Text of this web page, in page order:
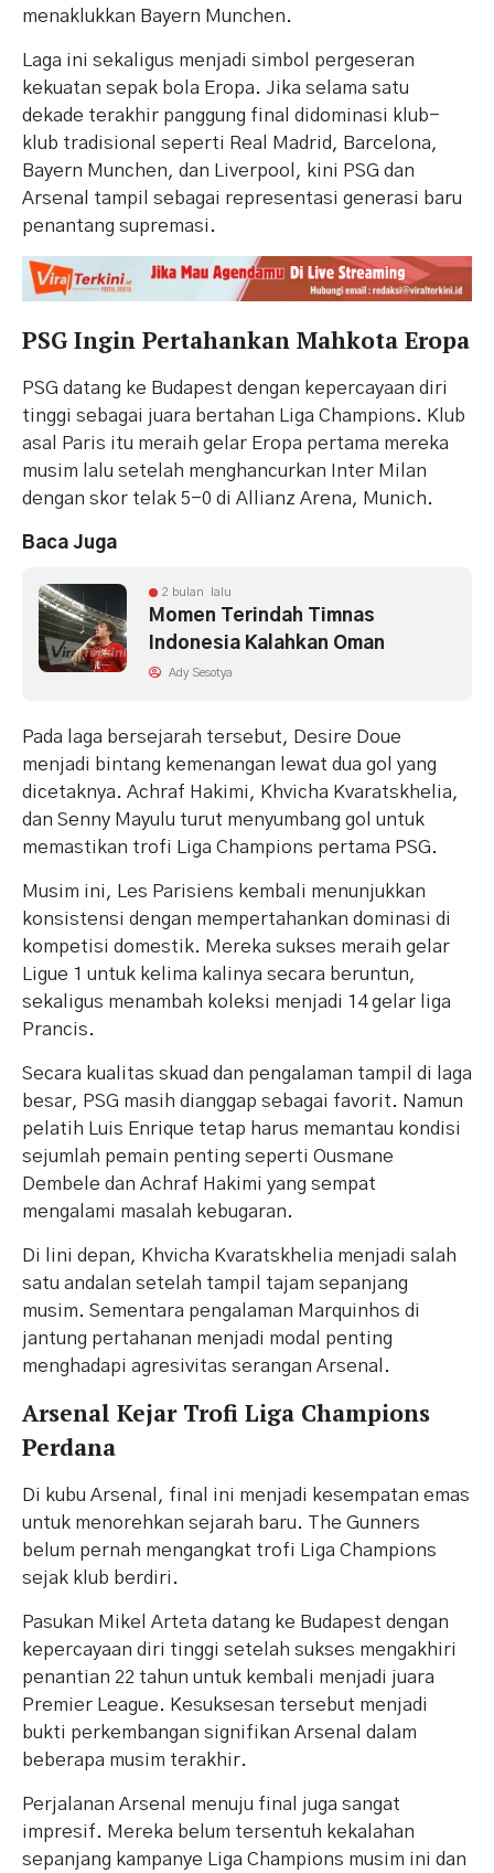
menaklukkan Bayern Munchen.
Laga ini sekaligus menjadi simbol pergeseran
kekuatan sepak bola Eropa. Jika selama satu
dekade terakhir panggung final didominasi klub-
klub tradisional seperti Real Madrid, Barcelona,
Bayern Munchen, dan Liverpool, kini PSG dan
Arsenal tampil sebagai representasi generasi baru
penantang supremasi.
PSG Ingin Pertahankan Mahkota Eropa
PSG datang ke Budapest dengan kepercayaan diri
tinggi sebagai juara bertahan Liga Champions. Klub
asal Paris itu meraih gelar Eropa pertama mereka
musim lalu setelah menghancurkan Inter Milan
dengan skor telak 5-0 di Allianz Arena, Munich.
Baca Juga
2 bulan lalu
Momen Terindah Timnas
Indonesia Kalahkan Oman
Ady Sesotya
Pada laga bersejarah tersebut, Desire Doue
menjadi bintang kemenangan lewat dua gol yang
dicetaknya. Achraf Hakimi, Khvicha Kvaratskhelia,
dan Senny Mayulu turut menyumbang gol untuk
memastikan trofi Liga Champions pertama PSG.
Musim ini, Les Parisiens kembali menunjukkan
konsistensi dengan mempertahankan dominasi di
kompetisi domestik. Mereka sukses meraih gelar
Ligue 1 untuk kelima kalinya secara beruntun,
sekaligus menambah koleksi menjadi 14 gelar liga
Prancis.
Secara kualitas skuad dan pengalaman tampil di laga
besar, PSG masih dianggap sebagai favorit. Namun
pelatih Luis Enrique tetap harus memantau kondisi
sejumlah pemain penting seperti Ousmane
Dembele dan Achraf Hakimi yang sempat
mengalami masalah kebugaran.
Di lini depan, Khvicha Kvaratskhelia menjadi salah
satu andalan setelah tampil tajam sepanjang
musim. Sementara pengalaman Marquinhos di
jantung pertahanan menjadi modal penting
menghadapi agresivitas serangan Arsenal.
Arsenal Kejar Trofi Liga Champions
Perdana
Di kubu Arsenal, final ini menjadi kesempatan emas
untuk menorehkan sejarah baru. The Gunners
belum pernah mengangkat trofi Liga Champions
sejak klub berdiri.
Pasukan Mikel Arteta datang ke Budapest dengan
kepercayaan diri tinggi setelah sukses mengakhiri
penantian 22 tahun untuk kembali menjadi juara
Premier League. Kesuksesan tersebut menjadi
bukti perkembangan signifikan Arsenal dalam
beberapa musim terakhir.
Perjalanan Arsenal menuju final juga sangat
impresif. Mereka belum tersentuh kekalahan
sepanjang kampanye Liga Champions musim ini dan